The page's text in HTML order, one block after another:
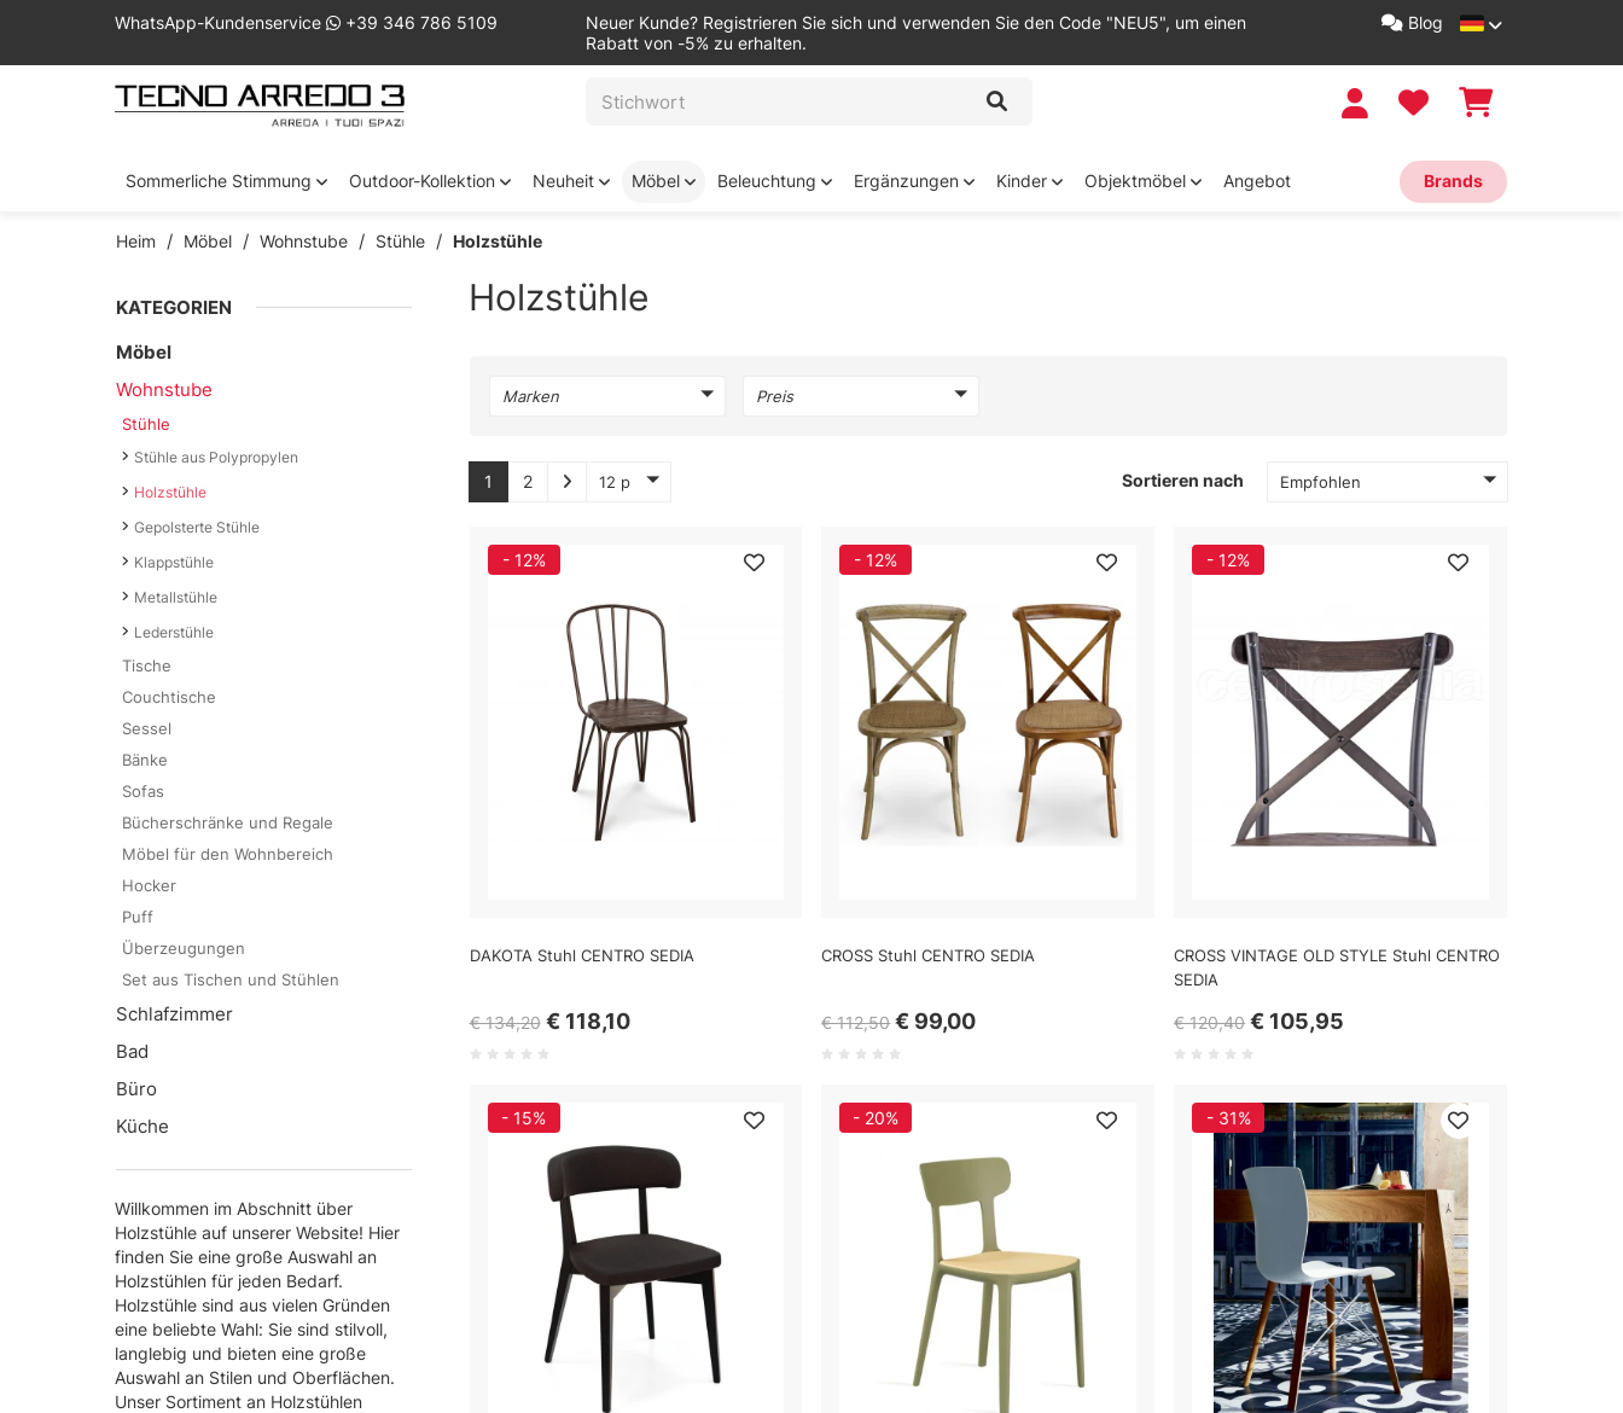
WhatsApp-Kundenservice +39 346 786 5109
Neuer Kunde? Registrieren Sie sich und verwenden Sie den Code "NEU5", um einen
Rabatt von -5% zu erhalten.
Blog
Sommerliche Stimmung Outdoor-Kollektion Neuheit Möbel Beleuchtung Ergänzungen Kinder Objektmöbel Angebot Brands
Heim Möbel Wohnstube Stühle Holzstühle
KATEGORIEN
Möbel
Wohnstube
Stühle
Stühle aus Polypropylen
Holzstühle
Gepolsterte Stühle
Klappstühle
Metallstühle
Lederstühle
Tische
Couchtische
Sessel
Bänke
Sofas
Bücherschränke und Regale
Möbel für den Wohnbereich
Hocker
Puff
Überzeugungen
Set aus Tischen und Stühlen
Schlafzimmer
Bad
Büro
Küche
Willkommen im Abschnitt über
Holzstühle auf unserer Website! Hier
finden Sie eine große Auswahl an
Holzstühlen für jeden Bedarf.
Holzstühle sind aus vielen Gründen
eine beliebte Wahl: Sie sind stilvoll,
langlebig und bieten eine große
Auswahl an Stilen und Oberflächen.
Unser Sortiment an Holzstühlen
Holzstühle
Marken Preis
1 2 12 p Sortieren nach Empfohlen
- 12%
DAKOTA Stuhl CENTRO SEDIA
€ 134,20 € 118,10
- 12%
CROSS Stuhl CENTRO SEDIA
€ 112,50 € 99,00
- 12%
CROSS VINTAGE OLD STYLE Stuhl CENTRO
SEDIA
€ 120,40 € 105,95
- 15% - 20% - 31%